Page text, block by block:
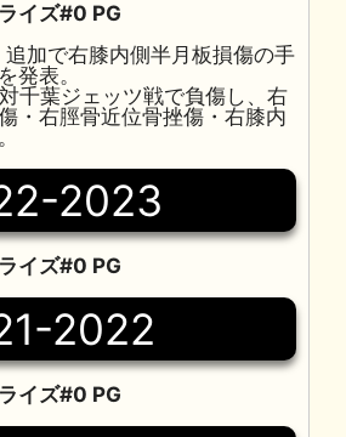
イズ#0 PG
加で右膝内側半月板損傷の手
発表。
千葉ジェッツ戦で負傷し、右
・右脛骨近位骨挫傷・右膝内
2023
イズ#0 PG
2022
イズ#0 PG